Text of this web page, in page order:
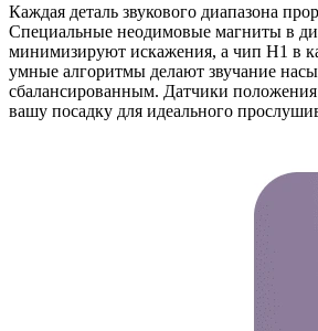
Каждая деталь звукового диапазона
Специальные неодимовые магниты в
минимизируют искажения, а чип H1 в
умные алгоритмы делают звучание
сбалансированным. Датчики
вашу посадку для идеального